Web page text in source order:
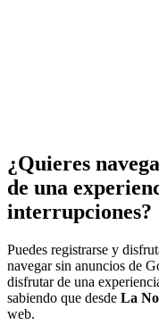
¿Quieres
de una
interrupciones?
Puedes registrarse y
navegar sin anuncios de
disfrutar de una
sabiendo que desde La
web.